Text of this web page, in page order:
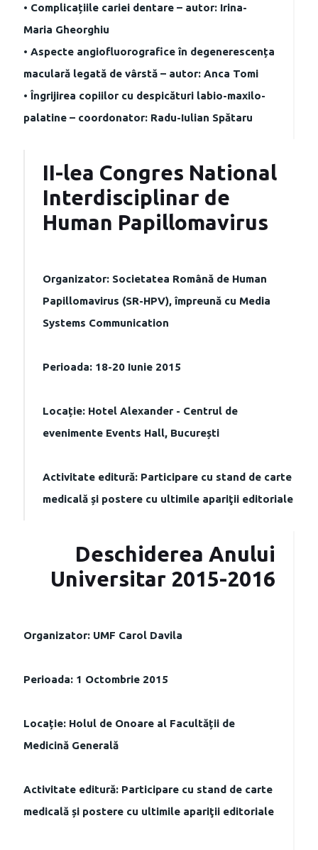
• Complicațiile cariei dentare – autor: Irina-
Maria Gheorghiu
• Aspecte angiofluorografice în degenerescența
maculară legată de vârstă – autor: Anca Tomi
• Îngrijirea copiilor cu despicături labio-maxilo-
palatine – coordonator: Radu-Iulian Spătaru
II-lea Congres National
Interdisciplinar de
Human Papillomavirus
Organizator: Societatea Română de Human
Papillomavirus (SR-HPV), împreună cu Media
Systems Communication
Perioada: 18-20 Iunie 2015
Locație: Hotel Alexander - Centrul de
evenimente Events Hall, București
Activitate editură: Participare cu stand de carte
medicală și postere cu ultimile apariţii editoriale
Deschiderea Anului
Universitar 2015-2016
Organizator: UMF Carol Davila
Perioada: 1 Octombrie 2015
Locație: Holul de Onoare al Facultății de
Medicină Generală
Activitate editură: Participare cu stand de carte
medicală și postere cu ultimile apariţii editoriale